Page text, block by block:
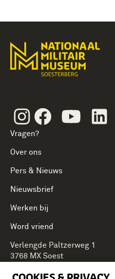
InstagramFacebookYoutube
Vragen?
Over ons
Pers & Nieuws
Nieuwsbrief
Werken bij
Word vriend
Verlengde Paltzerweg 1
3768 MX Soest